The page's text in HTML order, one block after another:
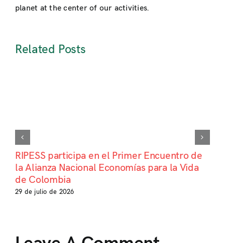
planet at the center of our activities.
Related Posts
RIPESS participa en el Primer Encuentro de
la Alianza Nacional Economías para la Vida
de Colombia
29 de julio de 2026